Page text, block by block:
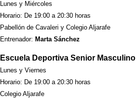
Lunes y Miércoles
Horario: De 19:00 a 20:30 horas
Pabellón de Cavaleri y Colegio Aljarafe
Entrenador: Marta Sánchez
Escuela Deportiva Senior Masculino
Lunes y Viernes
Horario: De 19:00 a 20:30 horas
Colegio Aljarafe